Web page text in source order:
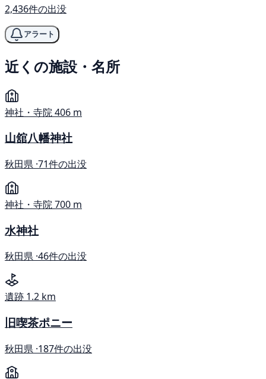
2,436件の出没
アラート
近くの施設・名所
神社・寺院406 m
山舘八幡神社
秋田県 ·71件の出没
神社・寺院700 m
水神社
秋田県 ·46件の出没
遺跡 1.2 km
旧喫茶ポニー
秋田県 ·187件の出没